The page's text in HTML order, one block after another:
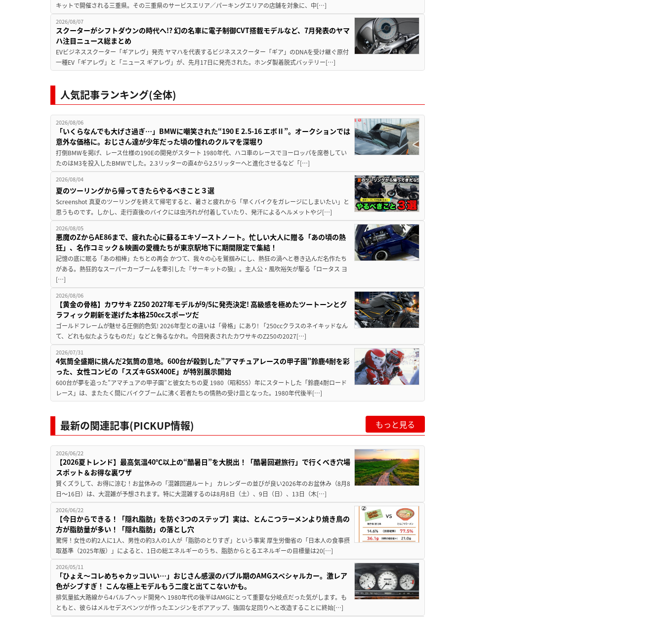
キットで開催される三重県。その三重県のサービスエリア／パーキングエリアの店舗を対象に、中[…]
2026/08/07
スクーターがシフトダウンの時代へ!? 幻の名車に電子制御CVT搭載モデルなど、7月発表のヤマ
ハ注目ニュース総まとめ
EVビジネススクーター「ギアレヴ」発売 ヤマハを代表するビジネススクーター「ギア」のDNAを受け継ぐ原付
一種EV「ギアレヴ」と「ニュース ギアレヴ」が、先月17日に発売された。ホンダ製着脱式バッテリー[…]
人気記事ランキング(全体)
2026/08/06
「いくらなんでも大げさ過ぎ…」BMWに嘲笑された“190 E 2.5-16 エボⅡ”。オークションでは
意外な価格に。おじさん達が少年だった頃の憧れのクルマを深堀り
打倒BMWを掲げ、レース仕様の190Eの開発がスタート 1980年代、ハコ車のレースでヨーロッパを席巻してい
たのはM3を投入したBMWでした。2.3リッターの直4から2.5リッターへと進化させるなど「[…]
2026/08/04
夏のツーリングから帰ってきたらやるべきこと３選
Screenshot 真夏のツーリングを終えて帰宅すると、暑さと疲れから「早くバイクをガレージにしまいたい」と
思うものです。しかし、走行直後のバイクには虫汚れが付着していたり、発汗によるヘルメットやジ[…]
2026/08/05
悪魔のZからAE86まで、疲れた心に蘇るエキゾーストノート。忙しい大人に贈る「あの頃の熱
狂」、名作コミック＆映画の愛機たちが東京駅地下に期間限定で集結！
記憶の底に眠る「あの相棒」たちとの再会 かつて、我々の心を鷲掴みにし、熱狂の渦へと巻き込んだ名作たち
がある。熱狂的なスーパーカーブームを牽引した『サーキットの狼』。主人公・風吹裕矢が駆る「ロータス ヨ
[…]
2026/08/06
【黄金の骨格】カワサキ Z250 2027年モデルが9/5に発売決定! 高級感を極めたツートーンとグ
ラフィック刷新を遂げた本格250ccスポーツだ
ゴールドフレームが魅せる圧倒的色気! 2026年型との違いは「骨格」にあり! 「250ccクラスのネイキッドなん
て、どれも似たようなものだ」などと侮るなかれ。今回発表されたカワサキのZ250の2027[…]
2026/07/31
4気筒全盛期に挑んだ2気筒の意地。600台が殺到した”アマチュアレースの甲子園”鈴鹿4耐を彩
った、女性コンビの「スズキGSX400E」が特別展示開始
600台が夢を追った”アマチュアの甲子園”と彼女たちの夏 1980（昭和55）年にスタートした「鈴鹿4耐ロード
レース」は、またたく間にバイクブームに沸く若者たちの情熱の受け皿となった。1980年代後半[…]
最新の関連記事(PICKUP情報) もっと見る
2026/06/22
【2026夏トレンド】最高気温40℃以上の“酷暑日”を大脱出！「酷暑回避旅行」で行くべき穴場
スポット＆お得な裏ワザ
賢くズラして、お得に涼む！お盆休みの「混雑回避ルート」 カレンダーの並びが良い2026年のお盆休み（8月8
日〜16日）は、大混雑が予想されます。特に大混雑するのは8月8日（土）、9日（日）、13日（木[…]
2026/06/22
【今日からできる！「隠れ脂肪」を防ぐ3つのステップ】実は、とんこつラーメンより焼き鳥の
方が脂肪量が多い！「隠れ脂肪」の落とし穴
驚愕！女性の約2人に1人、男性の約3人の1人が「脂肪のとりすぎ」という事実 厚生労働省の「日本人の食事摂
取基準（2025年版）」によると、1日の総エネルギーのうち、脂肪からとるエネルギーの目標量は20[…]
2026/05/11
「ひょえ〜コレめちゃカッコいい…」おじさん感涙のバブル期のAMGスペシャルカー。激レア
色がシブすぎ！ こんな極上モデルもう二度と出てこないかも。
排気量拡大路線から4バルブヘッド開発へ 1980年代の後半はAMGにとって重要な分岐点だった気がします。も
ともと、彼らはメルセデスベンツが作ったエンジンをボアアップ、強固な足回りへと改造することに終始[…]